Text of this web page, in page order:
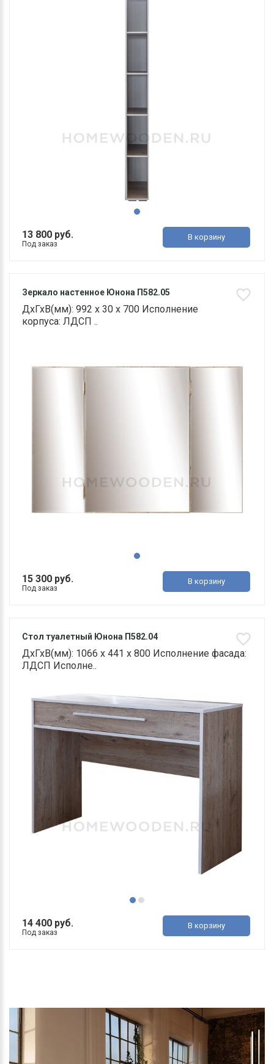
13 800 руб.
Под заказ
В корзину
Зеркало настенное Юнона П582.05
ДхГхВ(мм): 992 х 30 х 700 Исполнение
корпуса: ЛДСП ..
15 300 руб.
Под заказ
В корзину
Стол туалетный Юнона П582.04
ДхГхВ(мм): 1066 х 441 х 800 Исполнение фасада:
ЛДСП Исполне..
14 400 руб.
Под заказ
В корзину